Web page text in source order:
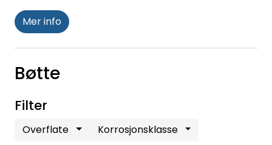
Mer info
Bøtte
Filter
Overflate Korrosjonsklasse